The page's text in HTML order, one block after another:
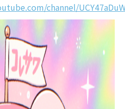
channel/